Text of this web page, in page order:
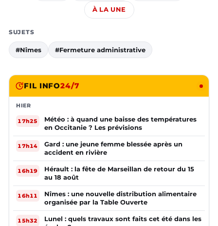
À LA UNE
SUJETS
#Nîmes #Fermeture administrative
FIL INFO24/7
HIER
17h25
Météo : à quand une baisse des températures
en Occitanie ? Les prévisions
17h14
Gard : une jeune femme blessée après un
accident en rivière
16h19
Hérault : la fête de Marseillan de retour du 15
au 18 août
16h11
Nîmes : une nouvelle distribution alimentaire
organisée par la Table Ouverte
15h32
Lunel : quels travaux sont faits cet été dans les